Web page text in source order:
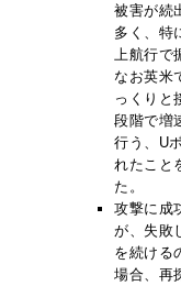
被害が続
多く、特
上航行で
なお英米
っくりと
段階で増
行う、U
れたこと
た。
攻撃に成
が、失敗
を続ける
場合、再